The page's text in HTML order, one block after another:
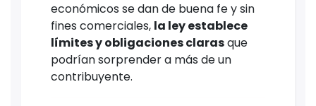
económicos se dan de buena fe y sin
fines comerciales, la ley establece
límites y obligaciones clarasque
podrían sorprender a más de un
contribuyente.